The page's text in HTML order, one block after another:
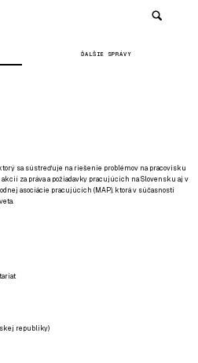
ĎALŠIE SPRÁVY
sa sústreďuje na riešenie problémov na pracovisku
za práva a požiadavky pracujúcich na Slovensku aj v
asociácie pracujúcich (MAP), ktorá v súčasnosti
republiky)